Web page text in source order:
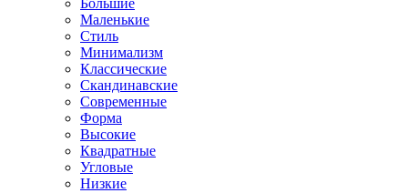
Большие
Маленькие
Стиль
Минимализм
Классические
Скандинавские
Современные
Форма
Высокие
Квадратные
Угловые
Низкие